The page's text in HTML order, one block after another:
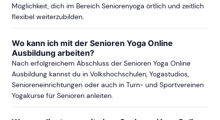
Möglichkeit, dich im Bereich Seniorenyoga örtlich und zeitlich
flexibel weiterzubilden.
Wo kann ich mit der Senioren Yoga Online
Ausbildung arbeiten?
Nach erfolgreichem Abschluss der Senioren Yoga Online
Ausbildung kannst du in Volkshochschulen, Yogastudios,
Senioreneinrichtungen oder auch in Turn- und Sportvereinen
Yogakurse für Senioren anleiten.